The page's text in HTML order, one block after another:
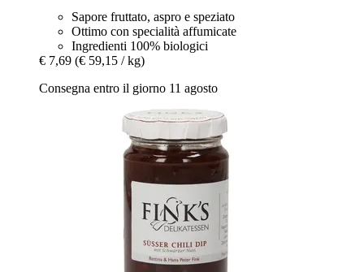
Sapore fruttato, aspro e speziato
Ottimo con specialità affumicate
Ingredienti 100% biologici
€ 7,69 (€ 59,15 / kg)
Consegna entro il giorno 11 agosto